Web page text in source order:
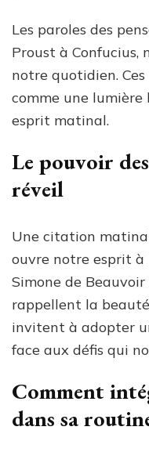
Les paroles des
Proust à Confucius,
notre quotidien.
comme une
esprit matinal.
Le pouvoir
réveil
Une citation
ouvre notre esprit
Simone de
rappellent la
invitent à adopter
face aux défis qui
Comment
dans sa